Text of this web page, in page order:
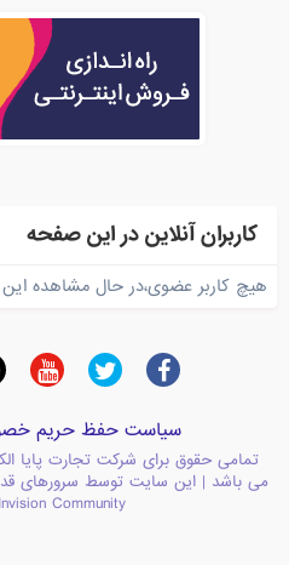
کاربران آنلاین در این صفحه
هیچ کاربر عضوی،در حال مشاهده
سیاست حفظ حریم
تمامی حقوق برای شرکت تجارت پایا
می باشد | این سایت توسط سرورهای
Community